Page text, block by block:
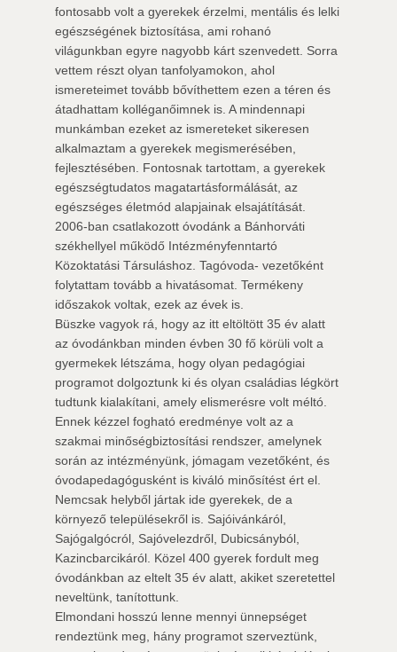
fontosabb volt a gyerekek érzelmi, mentális és lelki
egészségének biztosítása, ami rohanó
világunkban egyre nagyobb kárt szenvedett. Sorra
vettem részt olyan tanfolyamokon, ahol
ismereteimet tovább bővíthettem ezen a téren és
átadhattam kolléganőimnek is. A mindennapi
munkámban ezeket az ismereteket sikeresen
alkalmaztam a gyerekek megismerésében,
fejlesztésében. Fontosnak tartottam, a gyerekek
egészségtudatos magatartásformálását, az
egészséges életmód alapjainak elsajátítását.
2006-ban csatlakozott óvodánk a Bánhorváti
székhellyel működő Intézményfenntartó
Közoktatási Társuláshoz. Tagóvoda- vezetőként
folytattam tovább a hivatásomat. Termékeny
időszakok voltak, ezek az évek is.
Büszke vagyok rá, hogy az itt eltöltött 35 év alatt
az óvodánkban minden évben 30 fő körüli volt a
gyermekek létszáma, hogy olyan pedagógiai
programot dolgoztunk ki és olyan családias légkört
tudtunk kialakítani, amely elismerésre volt méltó.
Ennek kézzel fogható eredménye volt az a
szakmai minőségbiztosítási rendszer, amelynek
során az intézményünk, jómagam vezetőként, és
óvodapedagógusként is kiváló minősítést ért el.
Nemcsak helyből jártak ide gyerekek, de a
környező településekről is. Sajóivánkáról,
Sajógalgócról, Sajóvelezdről, Dubicsányból,
Kazincbarcikáról. Közel 400 gyerek fordult meg
óvodánkban az eltelt 35 év alatt, akiket szeretettel
neveltünk, tanítottunk.
Elmondani hosszú lenne mennyi ünnepséget
rendeztünk meg, hány programot szerveztünk,